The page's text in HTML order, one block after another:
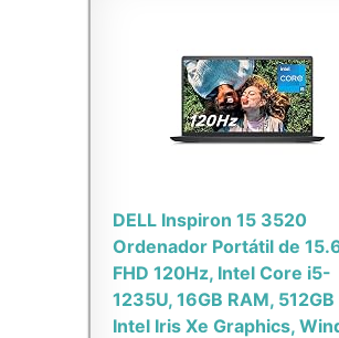
DELL Inspiron 15 3520
Ordenador Portátil de
FHD 120Hz, Intel Core i5-
1235U, 16GB RAM, 512GB
Intel Iris Xe Graphics,